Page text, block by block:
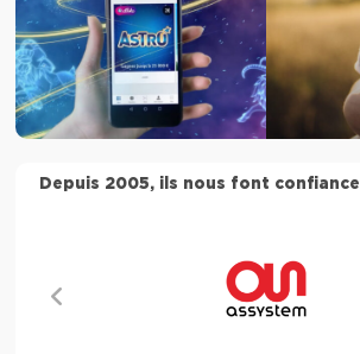
Depuis 2005, ils nous font confiance